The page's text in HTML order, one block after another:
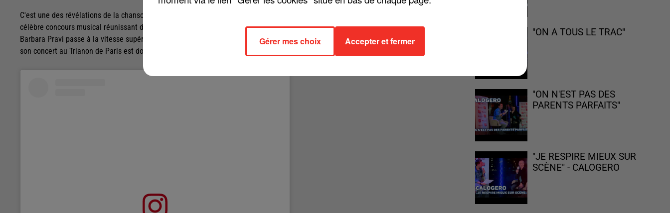
C'est une des révélations de la chanson française en 2021. Barbara Pravi avait fait sensation lors de l'Eurovision, en arrivant 2ème du
célèbre concours musical réunissant de nombreux pays. Son titre « Voilà » a par la suite cartonné dans les charts du monde entier. Et
Barbara Pravi passe à la vitesse supérieure, puisqu'elle partira en tournée entre le 26 juin prochain et le 30 avril 2022. Déjà complet,
son concert au Trianon de Paris est doublé pour le 2 février 2022. Retrouvez toutes les dates ci-dessous !
"ON A TOUS LE TRAC"
"ON N'EST PAS DES
PARENTS PARFAITS"
"JE RESPIRE MIEUX SUR
SCÈNE" - CALOGERO
Gérer mes choix Accepter et fermer